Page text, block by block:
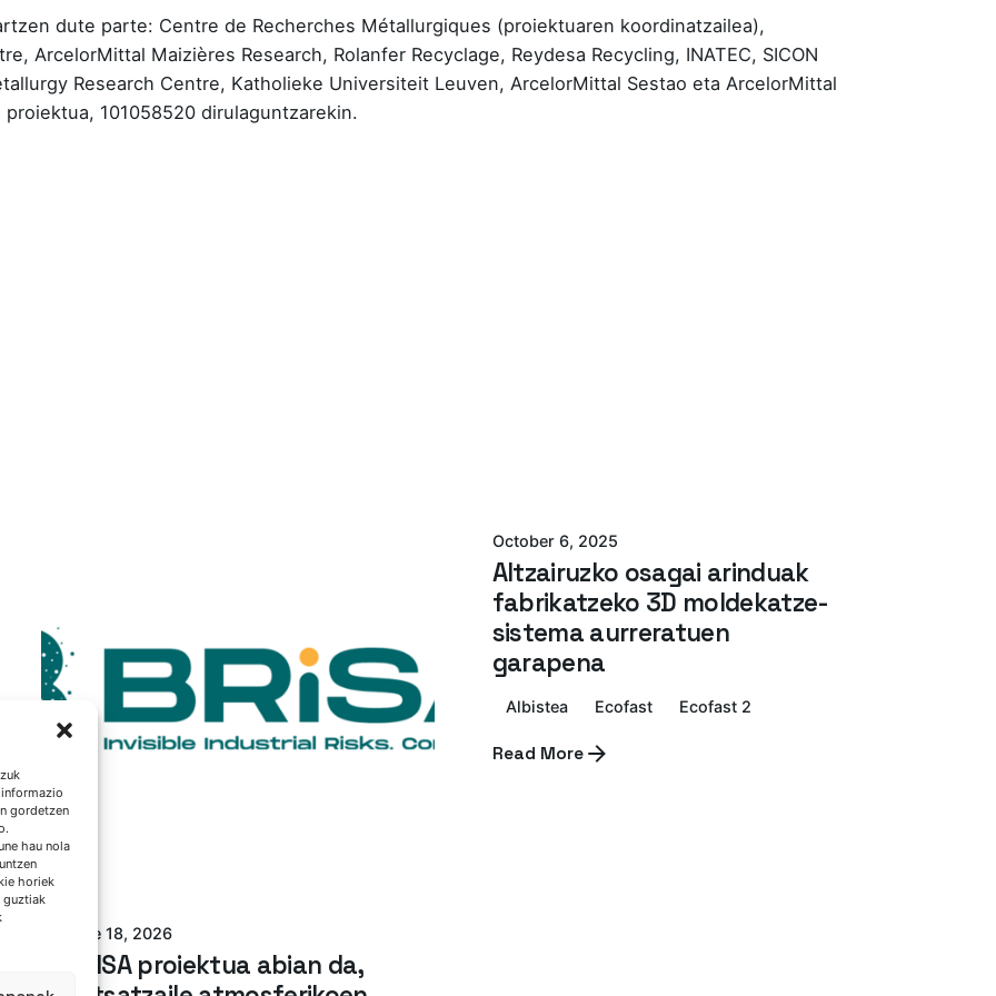
gordetzen
hau nola
horiek
guztiak
dute parte: Centre de Recherches Métallurgiques (proiektuaren koordinatzailea),
ArcelorMittal Maizières Research, Rolanfer Recyclage, Reydesa Recycling, INATEC, SICON
Research Centre, Katholieke Universiteit Leuven, ArcelorMittal Sestao eta ArcelorMittal
101058520 dirulaguntzarekin.
June 18, 2026
BRISA proiektua abian da,
October 6, 2025
Altzairuzko osagai arinduak
fabrikatzeko 3D moldekatze-
sistema aurreratuen
garapena
Albistea Ecofast Ecofast 2
Read More